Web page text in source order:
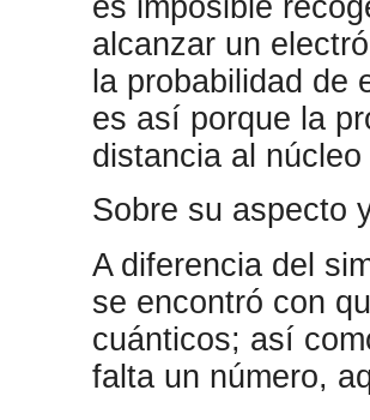
alcanzar un
la probabilidad de
es así porque la
distancia al
Sobre su aspecto
A diferencia del
se encontró con
cuánticos; así
falta un número,